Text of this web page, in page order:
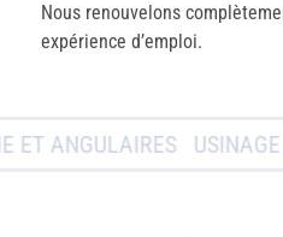
Nous renouvelons
expérience d’emploi.
ANGULAIRES USINAGE